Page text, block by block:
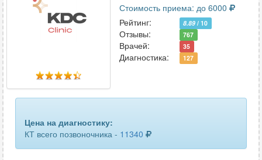
Стоимость приема: до 6000
Рейтинг:
8.89 / 10
Отзывы: 767
Врачей: 35
Диагностика: 127
Цена на диагностику:
КТ всего позвоночника - 11340